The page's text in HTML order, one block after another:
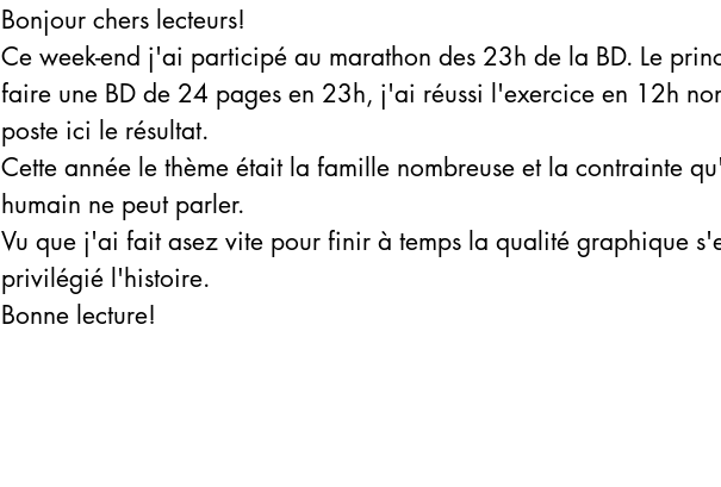
Bonjour chers lecteurs!
Ce week-end j'ai participé au marathon des 23h de la BD. Le
faire une BD de 24 pages en 23h, j'ai réussi l'exercice en 12h
poste ici le résultat.
Cette année le thème était la famille nombreuse et la contrainte
humain ne peut parler.
Vu que j'ai fait asez vite pour finir à temps la qualité graphique
privilégié l'histoire.
Bonne lecture!